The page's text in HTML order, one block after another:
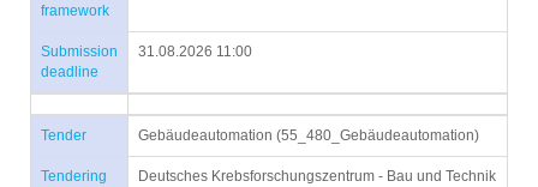
framework
Submission
deadline
31.08.2026 11:00
Tender Gebäudeautomation (55_480_Gebäudeautomation)
Tendering
Deutsches Krebsforschungszentrum - Bau und Technik